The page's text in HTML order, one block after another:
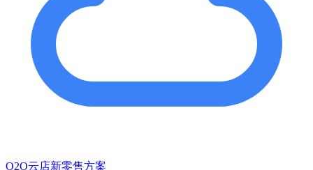
O2O云店新零售方案